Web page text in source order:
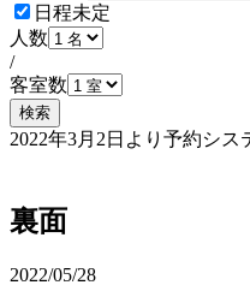
日程未定
人数
/
客室数
検索
2022年3月2日より予約シ
裏面
2022/05/28